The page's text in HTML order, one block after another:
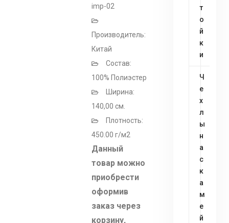
imp-02
Производитель:
Китай
Состав:
100% Полиэстер
Ширина:
140,00 см.
Плотность:
450.00 г/м2
Данный
товар можно
приобрести
оформив
заказ через
корзину,
т
о
й
к
и
Ч
е
х
л
ы
н
а
с
к
а
м
е
й